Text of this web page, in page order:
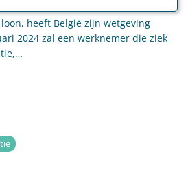
vakantie van ten minste vier
heeft België zijn wetgeving
2024 zal een werknemer die ziek